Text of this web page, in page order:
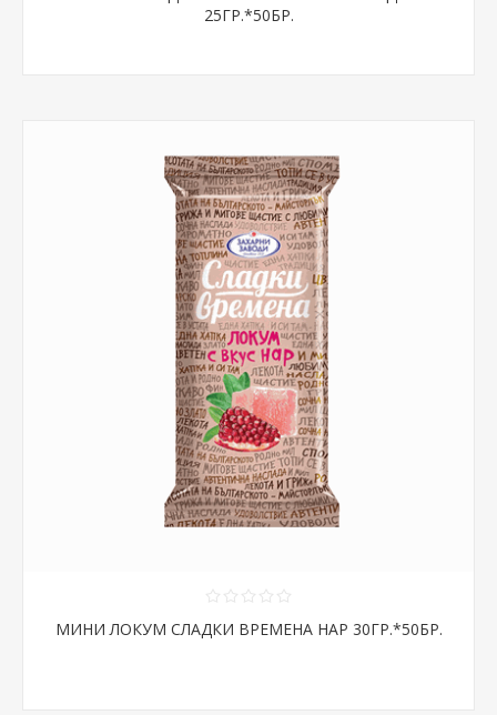
25ГР.*50БР.
МИНИ ЛОКУМ СЛАДКИ ВРЕМЕНА НАР 30ГР.*50БР.